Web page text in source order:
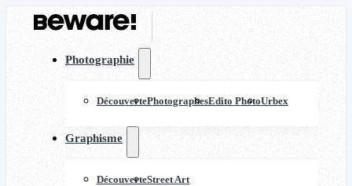
Photographie
DécouvertePhotographesEdito PhotoUrbex
Graphisme
DécouverteStreet Art